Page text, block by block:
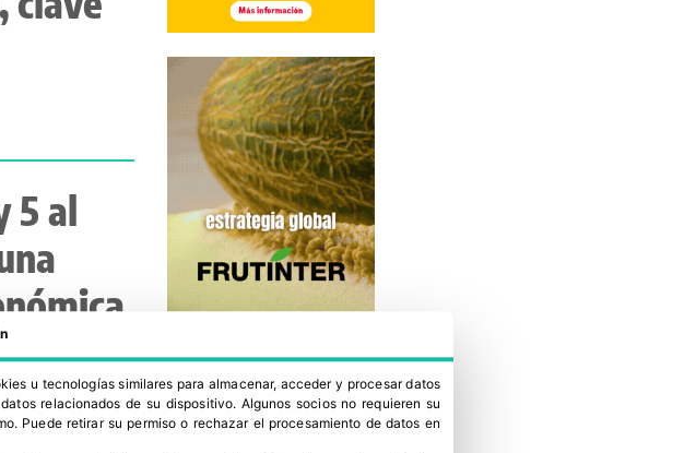
5 al
u tecnologías similares para almacenar, acceder y procesar datos
relacionados de su dispositivo. Algunos socios no requieren su
Puede retirar su permiso o rechazar el procesamiento de datos en